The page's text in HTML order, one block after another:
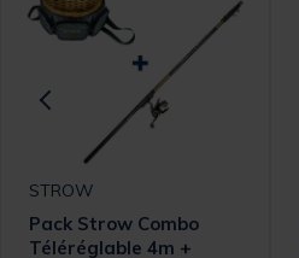
STROW
Pack Strow Combo
Téléréglable 4m +